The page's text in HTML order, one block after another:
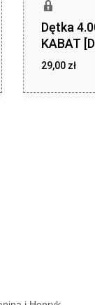
Dętka
KABAT
29,00 zł